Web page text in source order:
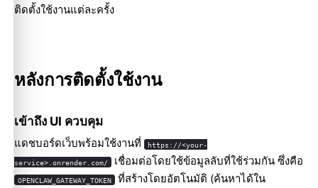
ติดตั้งใช้งานแต่ละครั้ง
หลังการติดตั้งใช้งาน
เข้าถึง UI ควบคุม
แดชบอร์ดเว็บพร้อมใช้งานที่ https://<your-
service>.onrender.com/ เชื่อมต่อโดยใช้ข้อมูลลับที่ใช้ร่วมกัน ซึ่งคือ
OPENCLAW_GATEWAY_TOKEN ที่สร้างโดยอัตโนมัติ (ค้นหาได้ใน